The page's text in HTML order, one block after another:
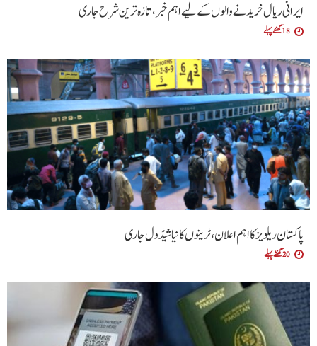
ایرانی ریال خریدنے والوں کے لیے اہم خبر، تازہ ترین شرح جاری
18 گھنٹے پہلے
پاکستان ریلویز کا اہم اعلان، ٹرینوں کا نیا شیڈول جاری
20 گھنٹے پہلے